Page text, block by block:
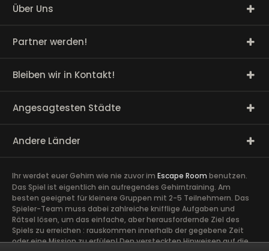
Über Uns
Partner werden!
Bleiben wir in Kontakt!
Angesagtesten Städte
Andere Länder
Ihr werdet euer Gehirn wie nie zuvor im Escape Room benutzen.
Das Spiel ist eigentlich ein aufregendes Gehirntraining. Am
besten geeignet für kleinere Gruppen mit 2-5 Teilnehmern. Das
Spieler-Team muss dabei zahlreiche knifflige Aufgaben und
Rätsel lösen, um das einfache, aber herausfordernde Ziel des
Spiels zu erreichen : rauskommen innerhalb der gegebene Zeit
oder eine Mission zu erfülen! Den versteckten Hinweisen auf die